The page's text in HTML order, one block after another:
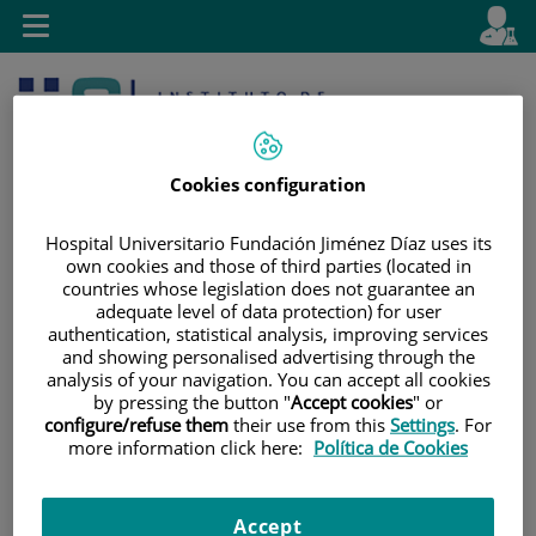
Saltar al contenido
contenido
activo
es
Buscar
Toggle
navigation
Cookies configuration
Hospital Universitario Fundación Jiménez Díaz uses its
own cookies and those of third parties (located in
countries whose legislation does not guarantee an
adequate level of data protection) for user
authentication, statistical analysis, improving services
and showing personalised advertising through the
analysis of your navigation. You can accept all cookies
by pressing the button "Accept cookies" or
configure/refuse them their use from this Settings. For
more information click here: Política de Cookies
Accept